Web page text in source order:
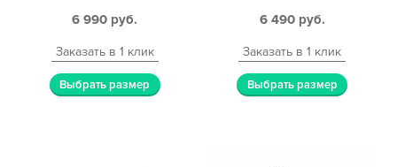
ЖЕНСКИЕ (35-39)
6 990 руб.
Заказать в 1 клик
Выбрать размер
6 490 руб.
Заказать в 1 клик
Выбрать размер